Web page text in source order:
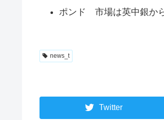
ポンド 市場は英中銀か
news_t
Twitter